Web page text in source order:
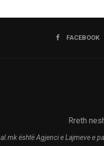
FACEBOOK
Rreth
është Agjenci e Lajmeve e